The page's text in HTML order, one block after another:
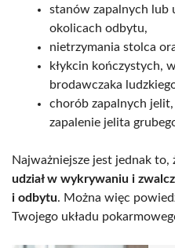
stanów zapalnych lub
okolicach odbytu,
nietrzymania stolca
kłykcin kończystych,
brodawczaka
chorób zapalnych
zapalenie jelita
Najważniejsze jest jednak to,
udział w wykrywaniu i
i odbytu. Można więc
Twojego układu